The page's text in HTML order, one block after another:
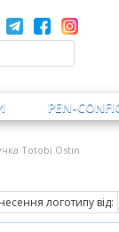
PEN-
Totobi Ostin
логотипу від: